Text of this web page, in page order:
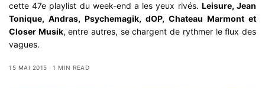
cette 47e playlist du week-end a les yeux rivés. Leisure, Jean
Tonique, Andras, Psychemagik, dOP, Chateau Marmont et
Closer Musik, entre autres, se chargent de rythmer le flux des
vagues.
15 MAI 2015 1 MIN READ